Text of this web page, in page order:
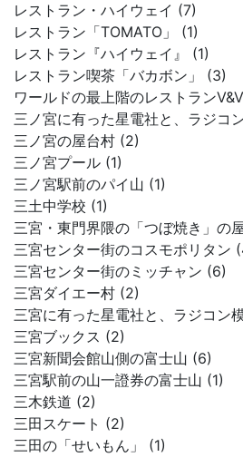
レストラン・ハイウェイ (7)
レストラン「TOMATO」 (1)
レストラン『ハイウェイ』 (1)
レストラン喫茶「バカボン」 (3)
ワールドの最上階のレストラン
三ノ宮に有った星電社と、ラジコ
三ノ宮の屋台村 (2)
三ノ宮プール (1)
三ノ宮駅前のパイ山 (1)
三土中学校 (1)
三宮・東門界隈の「つぼ焼き」の
三宮センター街のコスモポリタン
三宮センター街のミッチャン (6)
三宮ダイエー村 (2)
三宮に有った星電社と、ラジコン
三宮ブックス (2)
三宮新聞会館山側の富士山 (6)
三宮駅前の山一證券の富士山 (1)
三木鉄道 (2)
三田スケート (2)
三田の「せいもん」 (1)